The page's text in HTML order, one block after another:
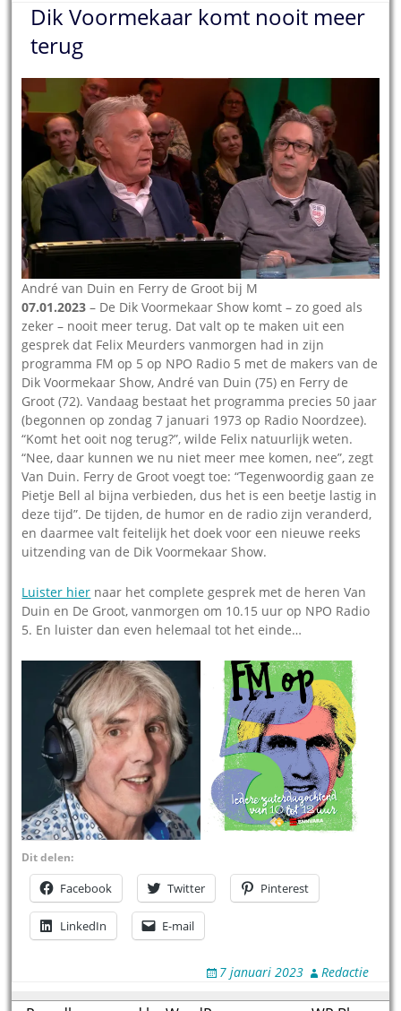
Dik Voormekaar komt nooit meer
terug
André van Duin en Ferry de Groot bij M
07.01.2023 – De Dik Voormekaar Show komt – zo goed als
zeker – nooit meer terug. Dat valt op te maken uit een
gesprek dat Felix Meurders vanmorgen had in zijn
programma FM op 5 op NPO Radio 5 met de makers van de
Dik Voormekaar Show, André van Duin (75) en Ferry de
Groot (72). Vandaag bestaat het programma precies 50 jaar
(begonnen op zondag 7 januari 1973 op Radio Noordzee).
“Komt het ooit nog terug?”, wilde Felix natuurlijk weten.
“Nee, daar kunnen we nu niet meer mee komen, nee”, zegt
Van Duin. Ferry de Groot voegt toe: “Tegenwoordig gaan ze
Pietje Bell al bijna verbieden, dus het is een beetje lastig in
deze tijd”. De tijden, de humor en de radio zijn veranderd,
en daarmee valt feitelijk het doek voor een nieuwe reeks
uitzending van de Dik Voormekaar Show.
Luister hier naar het complete gesprek met de heren Van
Duin en De Groot, vanmorgen om 10.15 uur op NPO Radio
5. En luister dan even helemaal tot het einde…
Dit delen:
Facebook Twitter Pinterest
LinkedIn E-mail
7 januari 2023 Redactie